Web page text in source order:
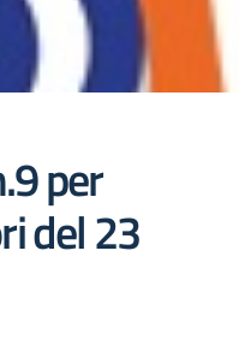
per
del 23